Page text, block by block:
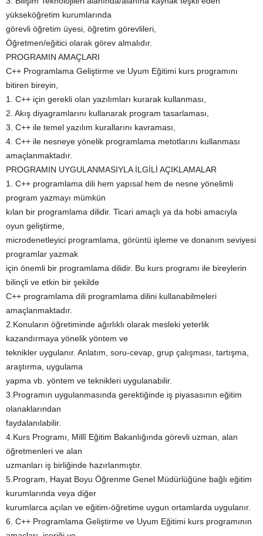
yükseköğretim kurumlarında
görevli öğretim üyesi, öğretim görevlileri,
Öğretmen/eğitici olarak görev almalıdır.
PROGRAMIN AMAÇLARI
C++ Programlama Geliştirme ve Uyum Eğitimi kurs programını
bitiren bireyin,
1. C++ için gerekli olan yazılımları kurarak kullanması,
2. Akış diyagramlarını kullanarak program tasarlaması,
3. C++ ile temel yazılım kurallarını kavraması,
4. C++ ile nesneye yönelik programlama metotlarını kullanması
amaçlanmaktadır.
PROGRAMIN UYGULANMASIYLA İLGİLİ AÇIKLAMALAR
1. C++ programlama dili hem yapısal hem de nesne yönelimli
program yazmayı mümkün
kılan bir programlama dilidir. Ticari amaçlı ya da hobi amacıyla
oyun geliştirme,
microdenetleyici programlama, görüntü işleme ve donanım seviyesi
programlar yazmak
için önemli bir programlama dilidir. Bu kurs programı ile bireylerin
bilinçli ve etkin bir şekilde
C++ programlama dili programlama dilini kullanabilmeleri
amaçlanmaktadır.
2.Konuların öğretiminde ağırlıklı olarak mesleki yeterlik
kazandırmaya yönelik yöntem ve
teknikler uygulanır. Anlatım, soru-cevap, grup çalışması, tartışma,
araştırma, uygulama
yapma vb. yöntem ve teknikleri uygulanabilir.
3.Programın uygulanmasında gerektiğinde iş piyasasının eğitim
olanaklarından
faydalanılabilir.
4.Kurs Programı, Millî Eğitim Bakanlığında görevli uzman, alan
öğretmenleri ve alan
uzmanları iş birliğinde hazırlanmıştır.
5.Program, Hayat Boyu Öğrenme Genel Müdürlüğüne bağlı eğitim
kurumlarında veya diğer
kurumlarca açılan ve eğitim-öğretime uygun ortamlarda uygulanır.
6. C++ Programlama Geliştirme ve Uyum Eğitimi kurs programının